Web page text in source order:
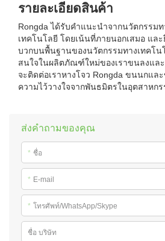
รายละเอียดสินค้า
Rongda ได้รับคำแนะนำจากนวัตกรรม
เทคโนโลยี โดยเน้นที่ภายนอกเสมอ แล
บวกบนพื้นฐานของนวัตกรรมทางเทคโ
สนใจในผลิตภัณฑ์ใหม่ของเราขนลงแ
จะติดต่อเราหางโจว Rongda ขนนกแล
ความไว้วางใจจากพันธมิตรในอุตสาหก
ส่งคำถามของคุณ
* ชื่อ
* E-mail
* โทรศัพท์/WhatsApp/Skype
ชื่อ บริษัท